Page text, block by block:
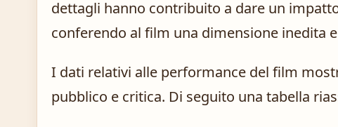
dettagli hanno contribuito a dare un
conferendo al film una dimensione inedita
I dati relativi alle performance del film
pubblico e critica. Di seguito una tabella